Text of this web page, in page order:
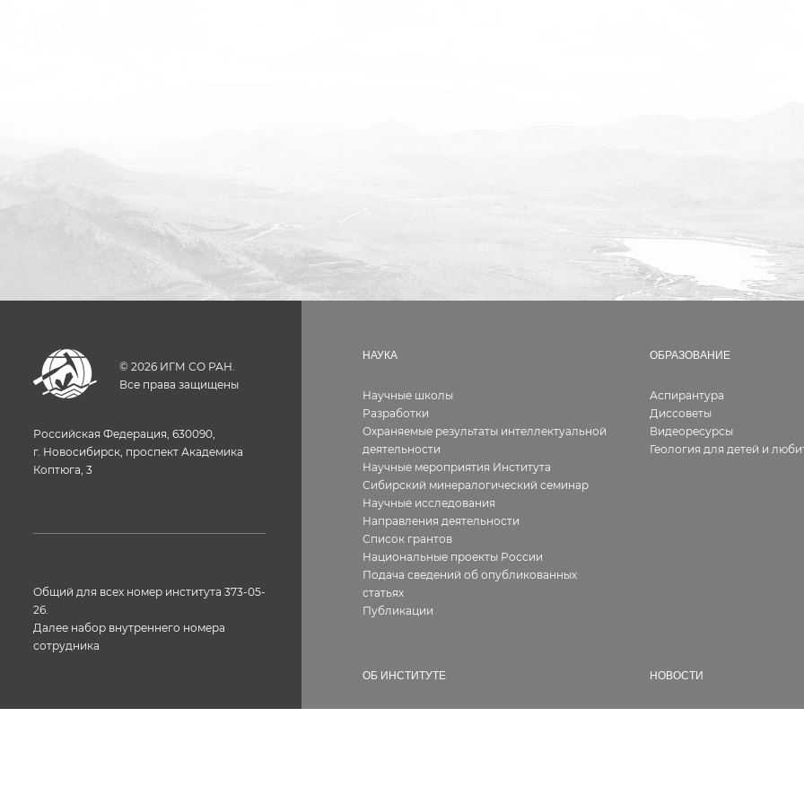
© 2026 ИГМ СО РАН.
Все права защищены
Российская Федерация, 630090,
г. Новосибирск, проспект Академика
Коптюга, 3
Общий для всех номер института 373-05-
26.
Далее набор внутреннего номера
сотрудника
НАУКА
Научные школы
Разработки
Охраняемые результаты интеллектуальной
деятельности
Научные мероприятия Института
Сибирский минералогический семинар
Научные исследования
Направления деятельности
Список грантов
Национальные проекты России
Подача сведений об опубликованных
статьях
Публикации
ОБРАЗОВАНИЕ
Аспирантура
Диссоветы
Видеоресурсы
Геология для детей и
ОБ ИНСТИТУТЕ НОВОСТИ